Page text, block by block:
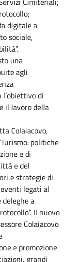
digitale a
sociale,
una
agli
di
il lavoro della
Colaiacovo,
politiche
e di
e del
e strategie di
legati al
a
Il nuovo
Colaiacovo
e promozione
grandi